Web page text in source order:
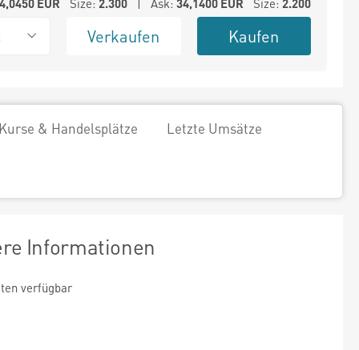
EUR Size: 2.300| Ask: 34,1400EUR Size: 2.200
Verkaufen Kaufen
& Handelsplätze Letzte Umsätze
Informationen
verfügbar